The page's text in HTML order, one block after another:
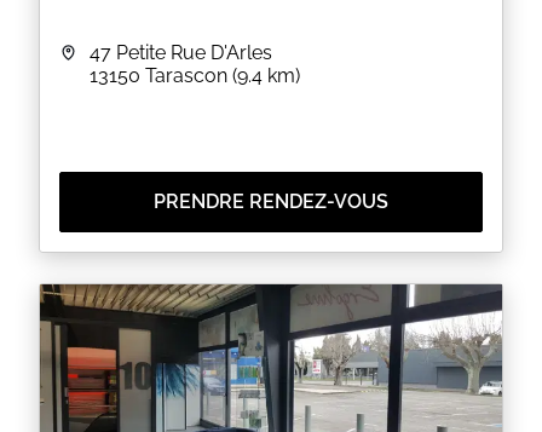
47 Petite Rue D'Arles
13150 Tarascon (9.4 km)
PRENDRE RENDEZ-VOUS